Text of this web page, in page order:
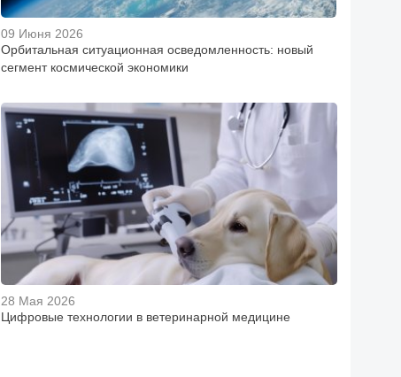
09 Июня 2026
Орбитальная ситуационная осведомленность: новый
сегмент космической экономики
28 Мая 2026
Цифровые технологии в ветеринарной медицине